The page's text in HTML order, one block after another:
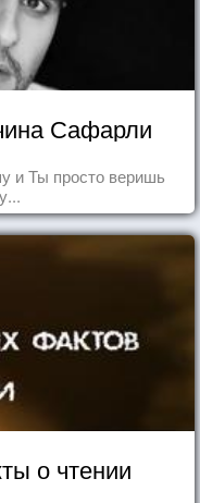
Сафарли
и Ты просто веришь
о чтении